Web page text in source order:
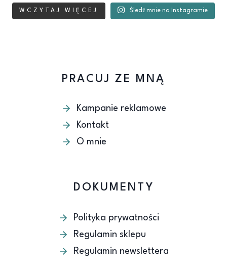
WCZYTAJ WIĘCEJ Śledź mnie na Instagramie
PRACUJ ZE MNĄ
Kampanie reklamowe
Kontakt
O mnie
DOKUMENTY
Polityka prywatności
Regulamin sklepu
Regulamin newslettera